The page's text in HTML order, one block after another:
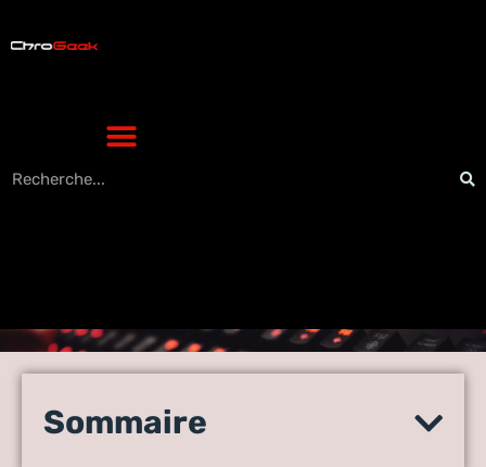
pour exploiter au mieux le
Sommaire